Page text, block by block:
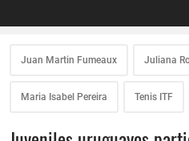
Juan Martin Fumeaux Juliana
Maria Isabel Pereira Tenis ITF